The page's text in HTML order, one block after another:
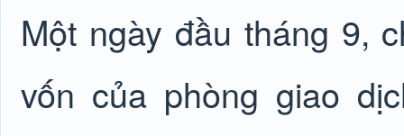
Một ngày đầu tháng 9,
vốn của phòng giao